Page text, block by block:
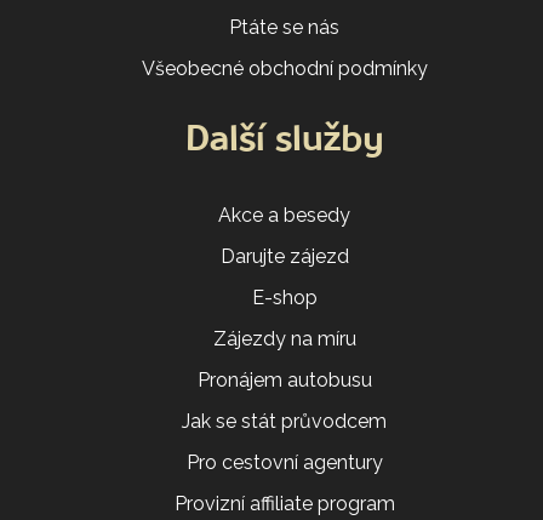
Ptáte se nás
Všeobecné obchodní podmínky
Další služby
Akce a besedy
Darujte zájezd
E-shop
Zájezdy na míru
Pronájem autobusu
Jak se stát průvodcem
Pro cestovní agentury
Provizní affiliate program